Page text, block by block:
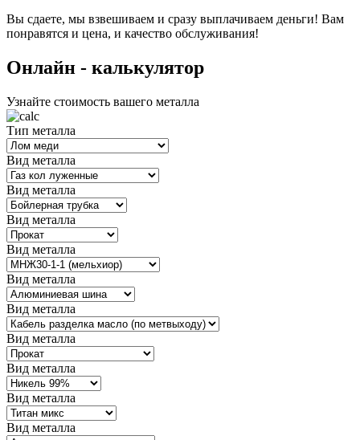
Вы сдаете, мы взвешиваем и сразу выплачиваем деньги! Вам
понравятся и цена, и качество обслуживания!
Oнлайн - калькулятор
Узнайте стоимость вашего металла
Тип металла
Вид металла
Вид металла
Вид металла
Вид металла
Вид металла
Вид металла
Вид металла
Вид металла
Вид металла
Вид металла